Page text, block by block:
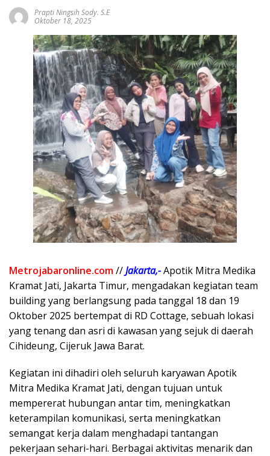
Prapti Ningsih Sody. S.E
Oktober 18, 2025
Metrojabaronline.com//Jakarta,-Apotik Mitra Medika
Kramat Jati, Jakarta Timur, mengadakan kegiatan team
building yang berlangsung pada tanggal 18 dan 19
Oktober 2025 bertempat di RD Cottage, sebuah lokasi
yang tenang dan asri di kawasan yang sejuk di daerah
Cihideung, Cijeruk Jawa Barat.
Kegiatan ini dihadiri oleh seluruh karyawan Apotik
Mitra Medika Kramat Jati, dengan tujuan untuk
mempererat hubungan antar tim, meningkatkan
keterampilan komunikasi, serta meningkatkan
semangat kerja dalam menghadapi tantangan
pekerjaan sehari-hari. Berbagai aktivitas menarik dan